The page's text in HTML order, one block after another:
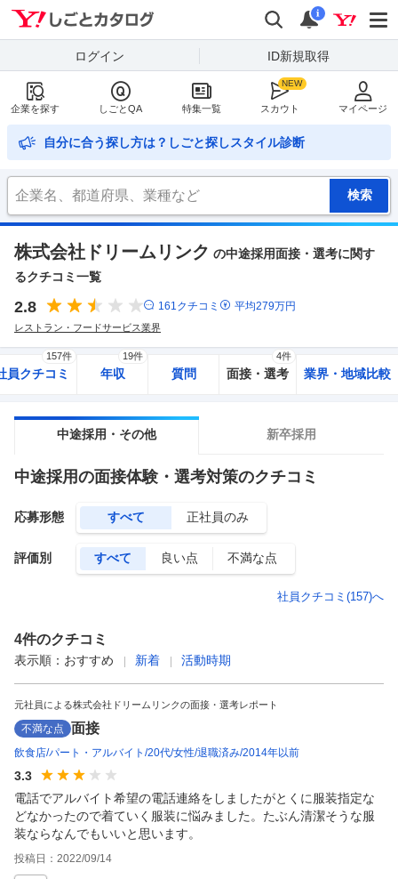
検索
通知
i
ログイン ID新規取得
企業を探す しごとQA 特集一覧 スカウト マイページ
自分に合う探し方は？しごと探しスタイル診断
株式会社ドリームリンク の中途採用面接・選考に関す
るクチコミ一覧
2.8 161 クチコミ 平均279万円
レストラン・フードサービス業界
員クチコミ
157件
年収
19件
質問 面接・選考
4件
業界・地域比較
中途採用・その他 新卒採用
中途採用の面接体験・選考対策のクチコミ
応募形態 すべて 正社員のみ
評価別 すべて 良い点 不満な点
社員クチコミ(157)へ
4件のクチコミ
表示順： おすすめ 新着 活動時期
元社員による株式会社ドリームリンクの面接・選考レポート
不満な点 面接
飲食店 パート・アルバイト 20代 女性 退職済み 2014年以前
3.3
電話でアルバイト希望の電話連絡をしましたがとくに服装指定な
どなかったので着ていく服装に悩みました。たぶん清潔そうな服
装ならなんでもいいと思います。
投稿日： 2022/09/14